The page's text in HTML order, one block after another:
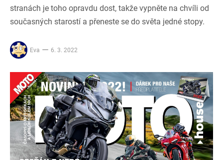
stranách je toho opravdu dost, takže vypněte na chvíli od
současných starostí a přeneste se do světa jedné stopy.
Eva 6. 3. 2022